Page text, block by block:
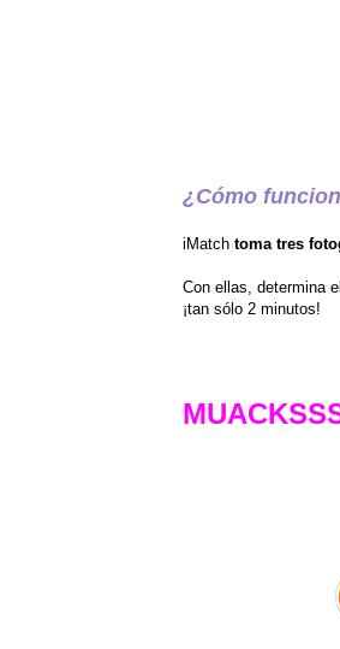
¿Cómo
iMatch toma tres
Con ellas, determina
¡tan sólo 2 minutos!